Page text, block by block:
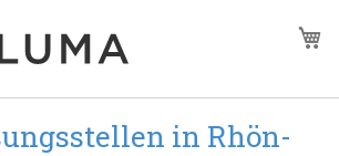
in Rhön-